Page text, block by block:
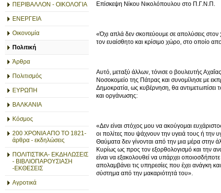
ΠΕΡΙΒΑΛΛΟΝ - ΟΙΚΟΛΟΓΙΑ
ΕΝΕΡΓΕΙΑ
Οικονομία
Πολιτική
Άρθρα
Πολιτισμός
ΕΥΡΩΠΗ
ΒΑΛΚΑΝΙΑ
Κόσμος
200 ΧΡΟΝΙΑ ΑΠΟ ΤΟ 1821-
άρθρα - εκδηλώσεις
ΠΟΛΙΤΙΣΤΙΚΑ- ΕΚΔΗΛΩΣΕΙΣ
- ΒΙΒΛΙΟΠΑΡΟΥΣΙΑΣΗ
-ΕΚΘΕΣΕΙΣ
Αγροτικά
Επίσκεψη Νίκου Νικολόπουλου στο Π.Γ.Ν.Π.
«Όχι απλά δεν σκοπεύουμε σε απολύσεις στον
τον ευαίσθητο και κρίσιμο χώρο, στο οποίο
Αυτό, μεταξύ άλλων, τόνισε ο βουλευτής
Νοσοκομείο της Πάτρας και συνομίλησε με
Δημοκρατία, ως κυβέρνηση, θα αντιμετωπίσει
και οργάνωσης:
«Δεν είναι στόχος μου να ακούγομαι
οι πολίτες που ψάχνουν την υγειά τους ή την
Θαύματα δεν γίνονται από την μια μέρα στην
Κυρίως ως προς τον εξορθολογισμό και την
είναι να εξακολουθεί να υπάρχει
απολαμβάνει τις υπηρεσίες που έχει ανάγκη
σύστημα από την μακαριότητά του».